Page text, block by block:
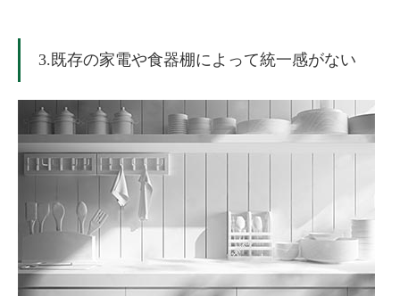
3.既存の家電や食器棚によって統一感がない